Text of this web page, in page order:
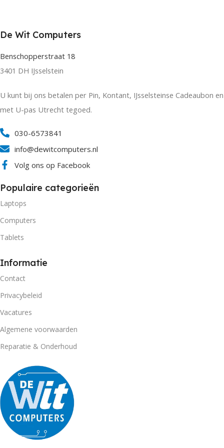
De Wit Computers
Benschopperstraat 18
3401 DH IJsselstein
U kunt bij ons betalen per Pin, Kontant, IJsselsteinse Cadeaubon en
met U-pas Utrecht tegoed.
030-6573841
info@dewitcomputers.nl
Volg ons op Facebook
Populaire categorieën
Laptops
Computers
Tablets
Informatie
Contact
Privacybeleid
Vacatures
Algemene voorwaarden
Reparatie & Onderhoud